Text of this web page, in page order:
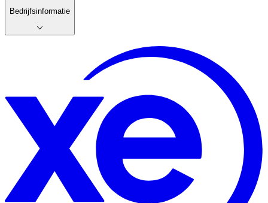
Bedrijfsinformatie